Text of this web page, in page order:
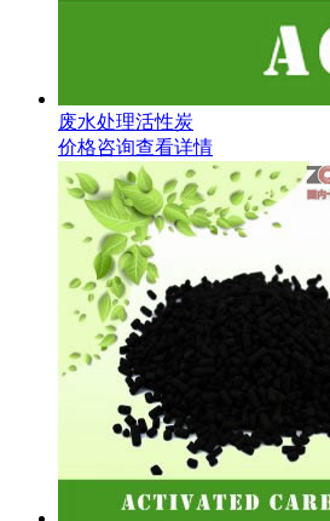
废水处理活性炭
价格咨询查看详情